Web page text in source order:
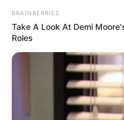
BRAINBERRIES
Take A Look At Demi
Roles